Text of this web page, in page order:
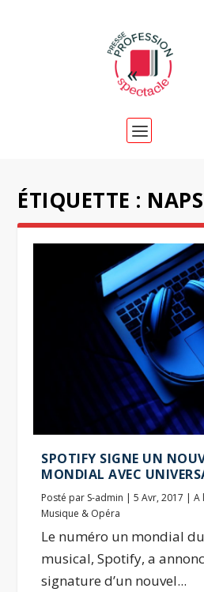
ÉTIQUETTE :
SPOTIFY SIGNE UN
MONDIAL AVEC
Posté par S-admin |5 Avr, 2017 |A
Musique & Opéra
Le numéro un mondial
musical, Spotify, a
signature d’un nouvel...